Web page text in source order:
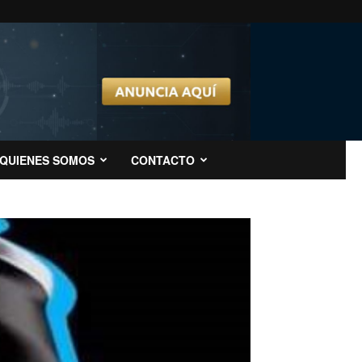
QUIENES SOMOS CONTACTO